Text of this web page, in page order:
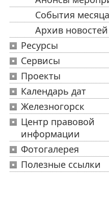
События месяца
Архив новостей
Ресурсы
Сервисы
Проекты
Календарь дат
Железногорск
Центр правовой
информации
Фотогалерея
Полезные ссылки